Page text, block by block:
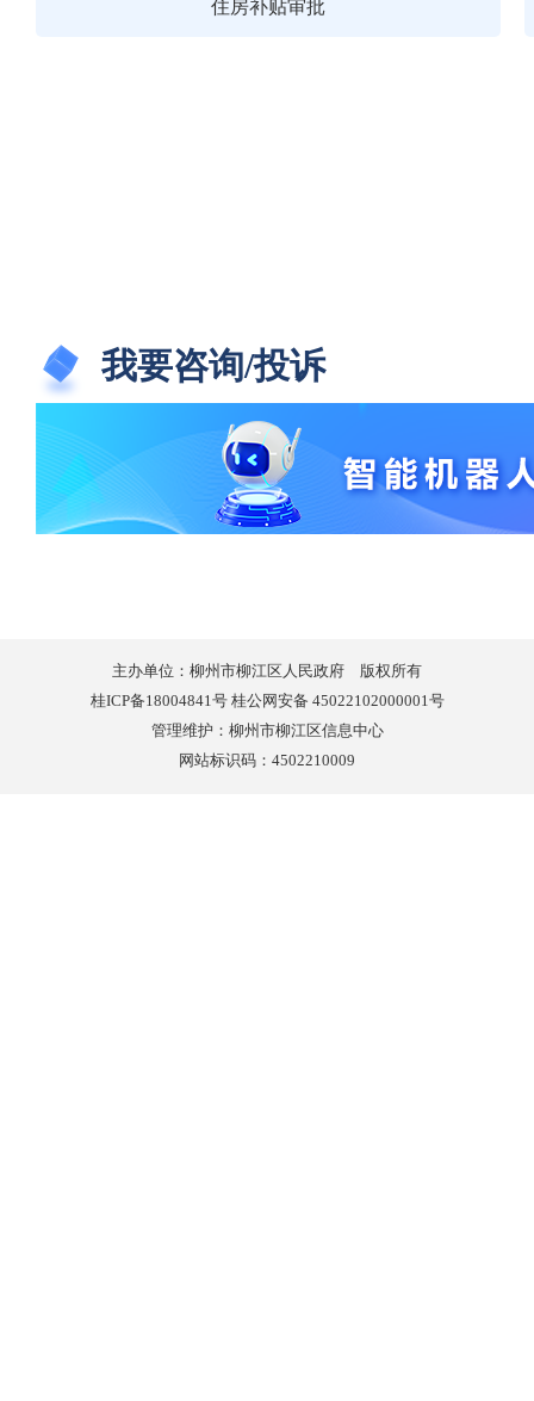
住房补贴审批
我要咨询/投诉
主办单位：柳州市柳江区人民政府 版权所有
桂ICP备18004841号 桂公网安备 45022102000001号
管理维护：柳州市柳江区信息中心
网站标识码：4502210009